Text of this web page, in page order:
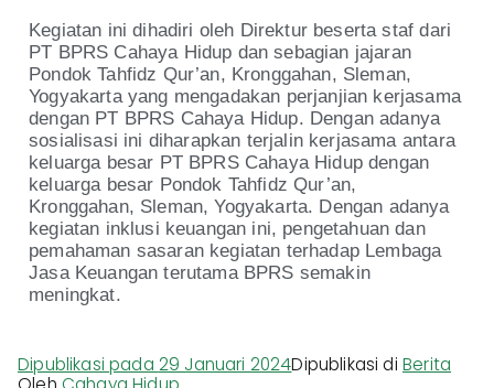
Kegiatan ini dihadiri oleh Direktur beserta staf dari
PT BPRS Cahaya Hidup dan sebagian jajaran
Pondok Tahfidz Qur’an, Kronggahan, Sleman,
Yogyakarta yang mengadakan perjanjian kerjasama
dengan PT BPRS Cahaya Hidup. Dengan adanya
sosialisasi ini diharapkan terjalin kerjasama antara
keluarga besar PT BPRS Cahaya Hidup dengan
keluarga besar Pondok Tahfidz Qur’an,
Kronggahan, Sleman, Yogyakarta. Dengan adanya
kegiatan inklusi keuangan ini, pengetahuan dan
pemahaman sasaran kegiatan terhadap Lembaga
Jasa Keuangan terutama BPRS semakin
meningkat.
Dipublikasi pada 29 Januari 2024Dipublikasi diBerita